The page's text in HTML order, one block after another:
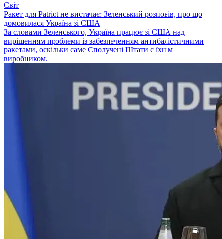
Світ
Ракет для Patriot не вистачає: Зеленський розповів, про що
домовилася Україна зі США
За словами Зеленського, Україна працює зі США над
вирішенням проблеми із забезпеченням антибалістичними
ракетами, оскільки саме Сполучені Штати є їхнім
виробником.